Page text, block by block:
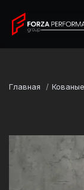
Главная
Lamborghini